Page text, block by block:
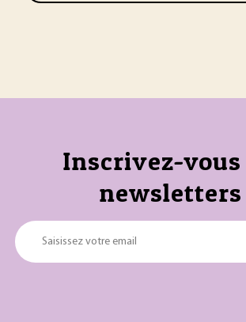
Inscrivez-
newsletters
Saisissez votre email